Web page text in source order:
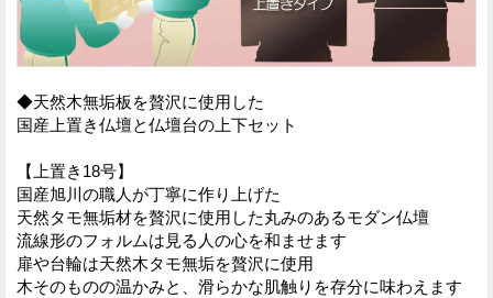
◆天然木無垢板を贅沢に使用した
国産上置き仏壇と仏壇台の上下セット
【上置き18号】
国産旭川の職人が丁寧に作り上げた
天然タモ無垢材を贅沢に使用した丸みのあるモダン仏壇
流線形のフォルムは見る人の心を和ませます
扉や台輪は天然木タモ無垢を贅沢に使用
木そのものの温かみと、滑らかな肌触りを存分に味わえます